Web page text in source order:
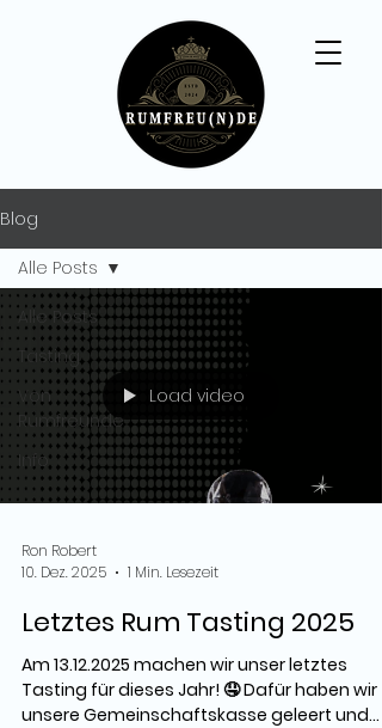
Blog
Alle Posts
Tasting
Von
Rumfreunde
Info
Alle Posts
Load video
Ron Robert
10. Dez. 2025
1 Min. Lesezeit
Letztes Rum Tasting 2025
Am 13.12.2025 machen wir unser letztes
Tasting für dieses Jahr! 🤤 Dafür haben wir
unsere Gemeinschaftskasse geleert und